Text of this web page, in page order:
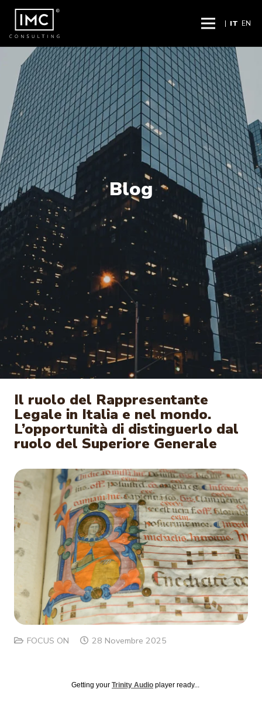
| IT EN
Blog
Il ruolo del Rappresentante
Legale in Italia e nel mondo.
L’opportunità di distinguerlo dal
ruolo del Superiore Generale
FOCUS ON 28 Novembre 2025
Getting your Trinity Audio player ready...